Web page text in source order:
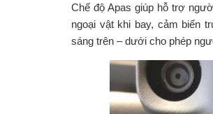
Chế độ Apas giúp hỗ trợ
ngoại vật khi bay, cảm biến
sáng trên – dưới cho phép